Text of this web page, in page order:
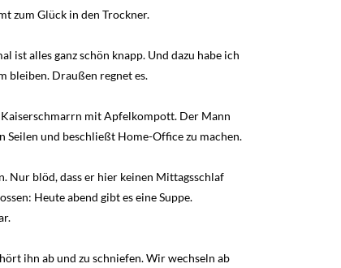
zum Glück in den Trockner.
ist alles ganz schön knapp. Und dazu habe ich
bleiben. Draußen regnet es.
Kaiserschmarrn mit Apfelkompott. Der Mann
Seilen und beschließt Home-Office zu machen.
Nur blöd, dass er hier keinen Mittagsschlaf
Heute abend gibt es eine Suppe.
ihn ab und zu schniefen. Wir wechseln ab